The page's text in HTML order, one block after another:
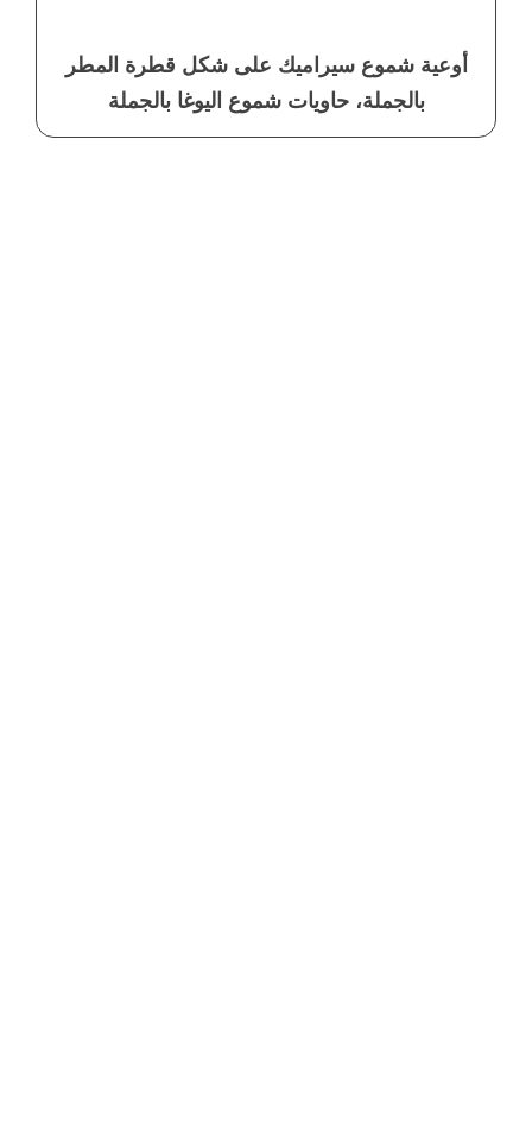
أوعية شموع سيراميك على شكل قطرة المطر
بالجملة، حاويات شموع اليوغا بالجملة